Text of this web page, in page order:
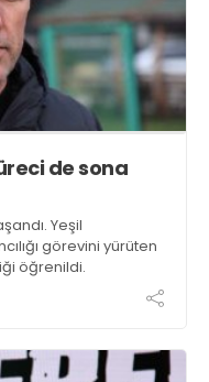
de sona
Yeşil
görevini yürüten
öğrenildi.